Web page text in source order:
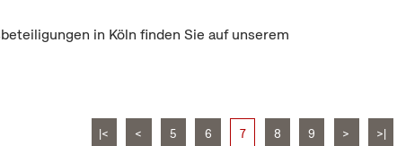
in Köln finden Sie auf unserem
|< < 5 6 7 8 9 > >|